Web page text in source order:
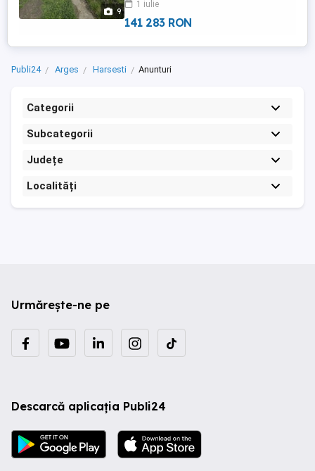
9
asfaltat. Proprietatea include: Casă
principală (84 mp) ...
1 iulie
141 283 RON
Publi24 Arges Harsesti Anunturi
Categorii
Subcategorii
Județe
Localități
Urmărește-ne pe
Descarcă aplicația Publi24